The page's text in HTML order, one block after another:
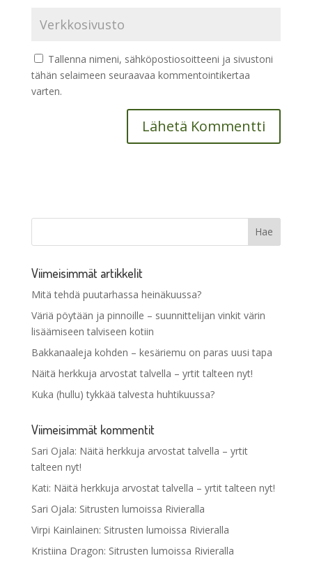
Tallenna nimeni, sähköpostiosoitteeni ja sivustoni
tähän selaimeen seuraavaa kommentointikertaa
varten.
Viimeisimmät artikkelit
Mitä tehdä puutarhassa heinäkuussa?
Väriä pöytään ja pinnoille – suunnittelijan vinkit värin
lisäämiseen talviseen kotiin
Bakkanaaleja kohden – kesäriemu on paras uusi tapa
Näitä herkkuja arvostat talvella – yrtit talteen nyt!
Kuka (hullu) tykkää talvesta huhtikuussa?
Viimeisimmät kommentit
Sari Ojala: Näitä herkkuja arvostat talvella – yrtit
talteen nyt!
Kati: Näitä herkkuja arvostat talvella – yrtit talteen nyt!
Sari Ojala: Sitrusten lumoissa Rivieralla
Virpi Kainlainen: Sitrusten lumoissa Rivieralla
Kristiina Dragon: Sitrusten lumoissa Rivieralla